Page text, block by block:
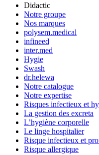
Didactic
Notre groupe
Nos marques
polysem.medical
infineed
inter.med
Hygie
Swash
dr.helewa
Notre catalogue
Notre expertise
Risques infectieux et
La gestion des excreta
L’hygiène corporelle
Le linge hospitalier
Risque infectieux et
Risque allergique